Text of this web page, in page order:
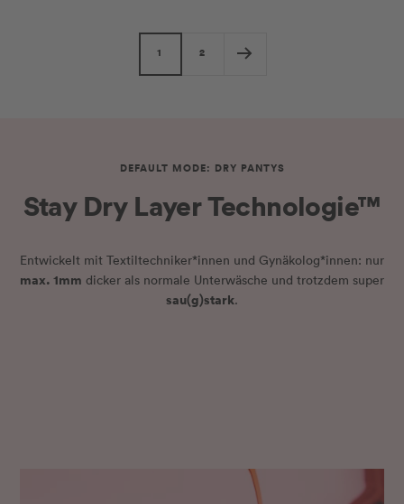
1 2
DEFAULT MODE: DRY PANTYS
Stay Dry Layer Technologie™
Entwickelt mit Textiltechniker*innen und Gynäkolog*innen: nur
max. 1mm dicker als normale Unterwäsche und trotzdem super
sau(g)stark.